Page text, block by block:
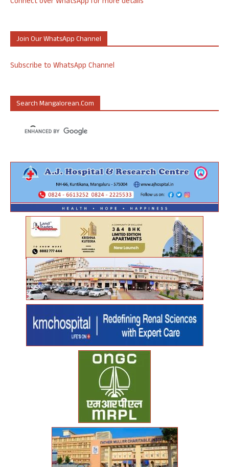
Join Our WhatsApp Channel
Subscribe to WhatsApp Channel
Search Mangalorean.com